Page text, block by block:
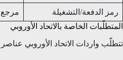
رمز الدفعة/التشغيلة
مرجع
المتطلّبات الخاصة بالاتحاد الأوروبي
تتطلّب واردات الاتحاد الأوروبي